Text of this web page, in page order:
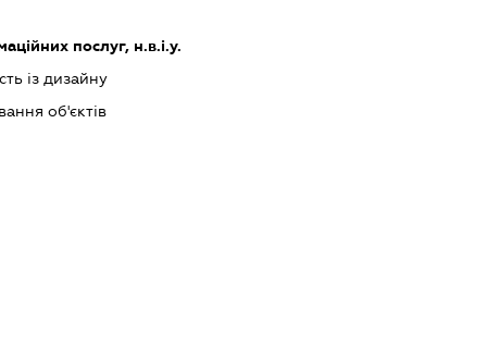
послуг, н.в.і.у.
із дизайну
об'єктів